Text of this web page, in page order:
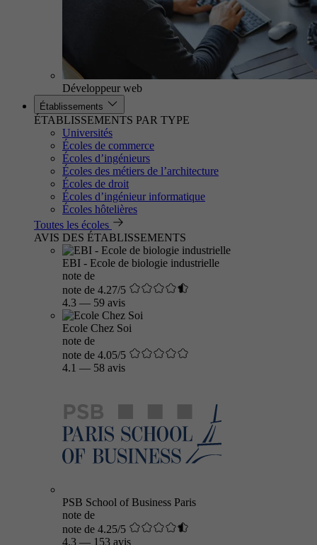
Développeur web
Établissements
ÉTABLISSEMENTS PAR TYPE
Universités
Écoles de commerce
Écoles d’ingénieurs
Écoles des métiers de l’architecture
Écoles de droit
Écoles d’ingénieur informatique
Écoles hôtelières
Toutes les écoles
AVIS DES ÉTABLISSEMENTS
EBI - Ecole de biologie industrielle
note de
note de 4.27/5
4.3 — 59 avis
Ecole Chez Soi
note de
note de 4.05/5
4.1 — 58 avis
PSB School of Business Paris
note de
note de 4.25/5
4.3 — 153 avis